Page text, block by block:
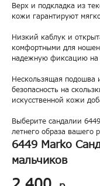
Верх и подкладка из
кожи гарантируют
Низкий каблук и
комфортными для
надежную фиксацию на
Нескользящая подошва
безопасность на
искусственной кожи
Выберите сандалии
летнего образа вашего
6449 Marko
мальчиков